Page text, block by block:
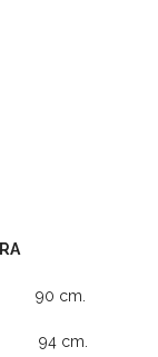
cm.
cm.